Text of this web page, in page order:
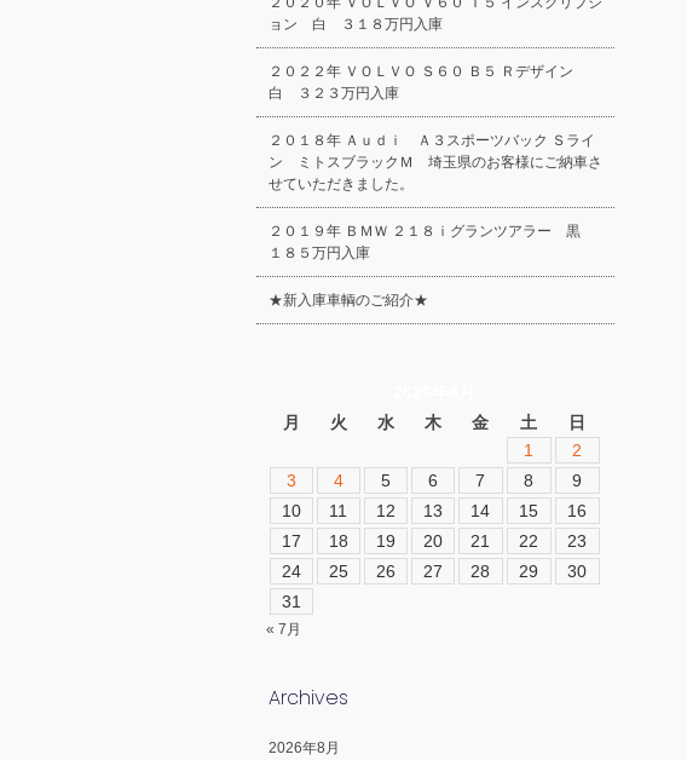
ョン 白 ３１８万円入庫
２０２２年 ＶＯＬＶＯ Ｓ６０ Ｂ５ Ｒデザイン
白 ３２３万円入庫
２０１８年 Ａｕｄｉ Ａ３スポーツバック Ｓライ
ン ミトスブラックＭ 埼玉県のお客様にご納車さ
せていただきました。
２０１９年 ＢＭＷ ２１８ｉグランツアラー 黒
１８５万円入庫
★新入庫車輌のご紹介★
月
火 水 木 金 土
日
1
2
3
4 5 6 7 8
9
10
11 12 13 14 15
16
17
18 19 20 21 22
23
24
25 26 27 28 29
30
31
« 7月
Archives
2026年8月